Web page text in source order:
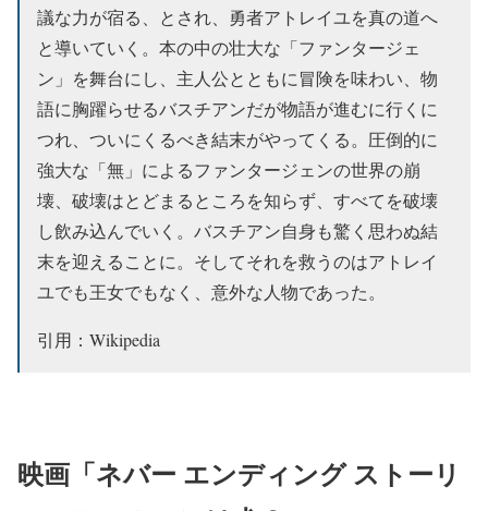
議な力が宿る、とされ、勇者アトレイユを真の道へ
と導いていく。本の中の壮大な「ファンタージェ
ン」を舞台にし、主人公とともに冒険を味わい、物
語に胸躍らせるバスチアンだが物語が進むに行くに
つれ、ついにくるべき結末がやってくる。圧倒的に
強大な「無」によるファンタージェンの世界の崩
壊、破壊はとどまるところを知らず、すべてを破壊
し飲み込んでいく。バスチアン自身も驚く思わぬ結
末を迎えることに。そしてそれを救うのはアトレイ
ユでも王女でもなく、意外な人物であった。
引用：Wikipedia
映画「ネバー エンディング ストーリ